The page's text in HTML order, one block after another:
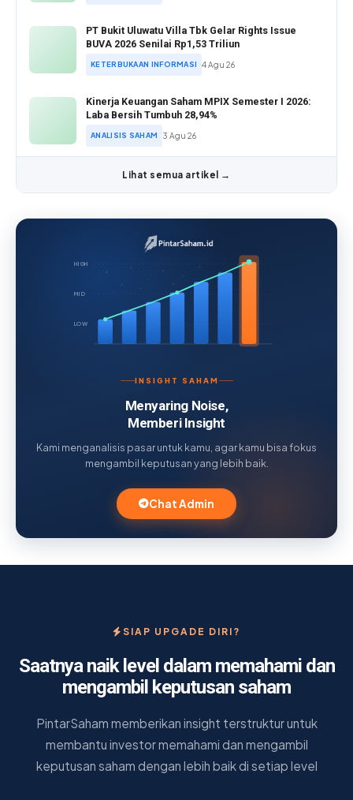
PT Bukit Uluwatu Villa Tbk Gelar Rights Issue
BUVA 2026 Senilai Rp1,53 Triliun
KETERBUKAAN INFORMASI 4 Agu 26
Kinerja Keuangan Saham MPIX Semester I 2026:
Laba Bersih Tumbuh 28,94%
ANALISIS SAHAM 3 Agu 26
Lihat semua artikel →
HIGH
MID
LOW
INSIGHT SAHAM
Menyaring Noise,
Memberi Insight
Kami menganalisis pasar untuk kamu, agar kamu bisa fokus
mengambil keputusan yang lebih baik.
Chat Admin
SIAP UPGADE DIRI?
Saatnya naik level dalam memahami dan
mengambil keputusan saham
PintarSaham memberikan insight terstruktur untuk
membantu investor memahami dan mengambil
keputusan saham dengan lebih baik di setiap level